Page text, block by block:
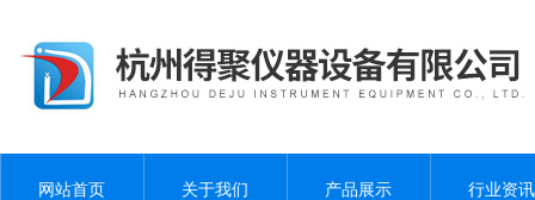
网站首页 关于我们 产品展示 行业资讯